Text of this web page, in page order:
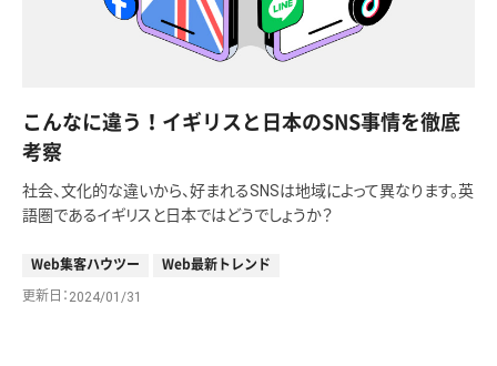
こんなに違う！イギリスと日本のSNS事情を徹底
考察
社会、文化的な違いから、好まれるSNSは地域によって異なります。英
語圏であるイギリスと日本ではどうでしょうか？
Web集客ハウツー Web最新トレンド
更新日 2024/01/31